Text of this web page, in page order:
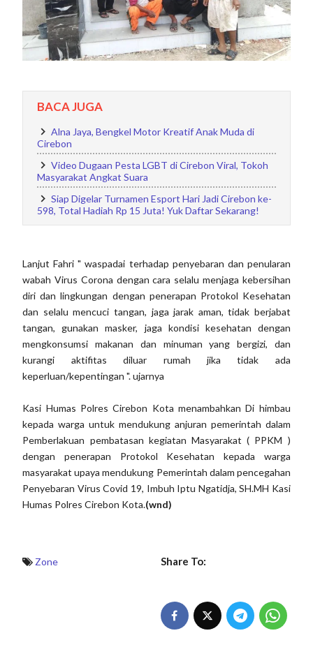
BACA JUGA
Alna Jaya, Bengkel Motor Kreatif Anak Muda di
Cirebon
Video Dugaan Pesta LGBT di Cirebon Viral, Tokoh
Masyarakat Angkat Suara
Siap Digelar Turnamen Esport Hari Jadi Cirebon ke-
598, Total Hadiah Rp 15 Juta! Yuk Daftar Sekarang!
Lanjut Fahri " waspadai terhadap penyebaran dan penularan
wabah Virus Corona dengan cara selalu menjaga kebersihan
diri dan lingkungan dengan penerapan Protokol Kesehatan
dan selalu mencuci tangan, jaga jarak aman, tidak berjabat
tangan, gunakan masker, jaga kondisi kesehatan dengan
mengkonsumsi makanan dan minuman yang bergizi, dan
kurangi aktifitas diluar rumah jika tidak ada
keperluan/kepentingan ". ujarnya
Kasi Humas Polres Cirebon Kota menambahkan Di himbau
kepada warga untuk mendukung anjuran pemerintah dalam
Pemberlakuan pembatasan kegiatan Masyarakat ( PPKM )
dengan penerapan Protokol Kesehatan kepada warga
masyarakat upaya mendukung Pemerintah dalam pencegahan
Penyebaran Virus Covid 19, Imbuh Iptu Ngatidja, SH.MH Kasi
Humas Polres Cirebon Kota.(wnd)
Zone Share To: